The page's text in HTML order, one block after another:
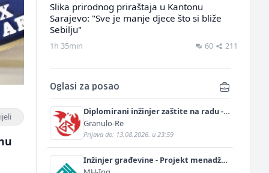
Slika prirodnog priraštaja u Kantonu
Sarajevo: "Sve je manje djece što si bliže
Sebilju"
1h 35min 60 211
Oglasi za posao
Diplomirani inžinjer zaštite na radu -
Bachelor inžinjer sigurnosti i pomoći
(m/ž)
Granulo-Re
Prijava do: 13.08.2026. u 23:59
Inžinjer građevine - Projekt menadžer
(m/ž)